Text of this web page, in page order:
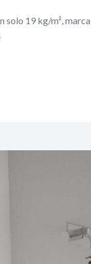
solo 19 kg/m²,